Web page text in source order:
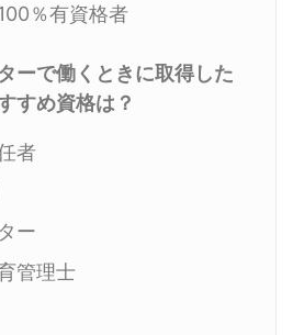
％有資格者
ーで働くときに取得した
すめ資格は？
者
ー
管理士